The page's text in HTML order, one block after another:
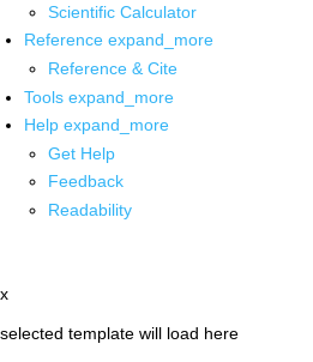
Scientific Calculator
Reference expand_more
Reference & Cite
Tools expand_more
Help expand_more
Get Help
Feedback
Readability
x
selected template will load here